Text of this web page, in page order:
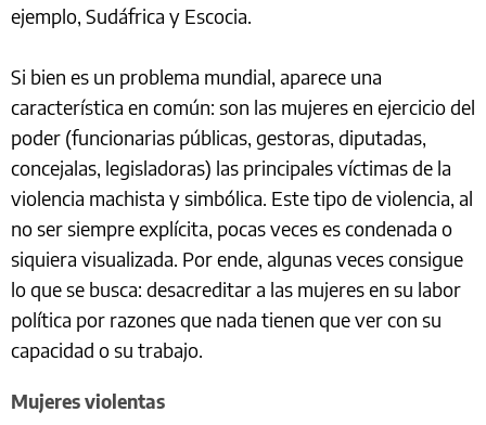
ejemplo, Sudáfrica y Escocia.
Si bien es un problema mundial, aparece una
característica en común: son las mujeres en ejercicio del
poder (funcionarias públicas, gestoras, diputadas,
concejalas, legisladoras) las principales víctimas de la
violencia machista y simbólica. Este tipo de violencia, al
no ser siempre explícita, pocas veces es condenada o
siquiera visualizada. Por ende, algunas veces consigue
lo que se busca: desacreditar a las mujeres en su labor
política por razones que nada tienen que ver con su
capacidad o su trabajo.
Mujeres violentas